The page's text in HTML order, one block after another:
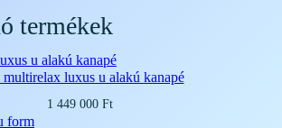
termékek
luxus u alakú kanapé
1 449 000 Ft